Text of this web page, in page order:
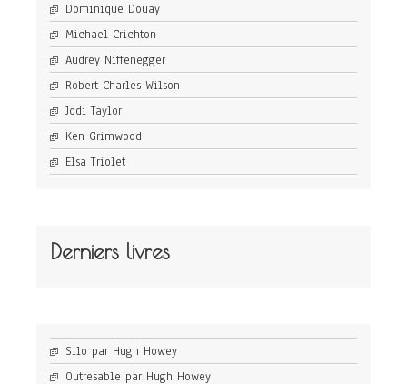
Dominique Douay
Michael Crichton
Audrey Niffenegger
Robert Charles Wilson
Jodi Taylor
Ken Grimwood
Elsa Triolet
Derniers livres
Silo par Hugh Howey
Outresable par Hugh Howey